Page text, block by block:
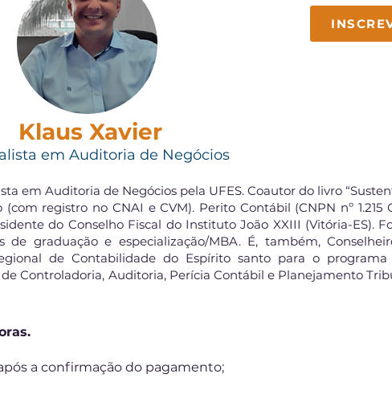
Klaus Xavier
em Auditoria de Negócios
em Auditoria de Negócios pela UFES. Coautor do livro
registro no CNAI e CVM). Perito Contábil (CNPN nº 1.215
do Conselho Fiscal do Instituto João XXIII (Vitória-ES).
graduação e especialização/MBA. É, também,
de Contabilidade do Espírito santo para o programa
Controladoria, Auditoria, Perícia Contábil e Planejamento
a confirmação do pagamento;